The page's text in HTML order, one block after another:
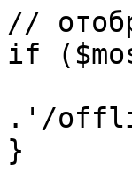
//
if
.'/
}